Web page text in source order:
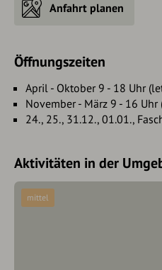
Anfahrt planen
Öffnungszeiten
April - Oktober 9 - 18 Uhr
November - März 9 - 16
24., 25., 31.12., 01.01.,
Aktivitäten in der
mittel